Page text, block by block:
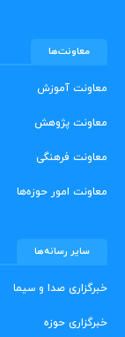
معاونت‌ها
معاونت آموزش
معاونت پژوهش
معاونت فرهنگی
معاونت امور حوزه‌ها
سایر رسانه‌ها
خبرگزاری صدا و سیما
خبرگزاری حوزه